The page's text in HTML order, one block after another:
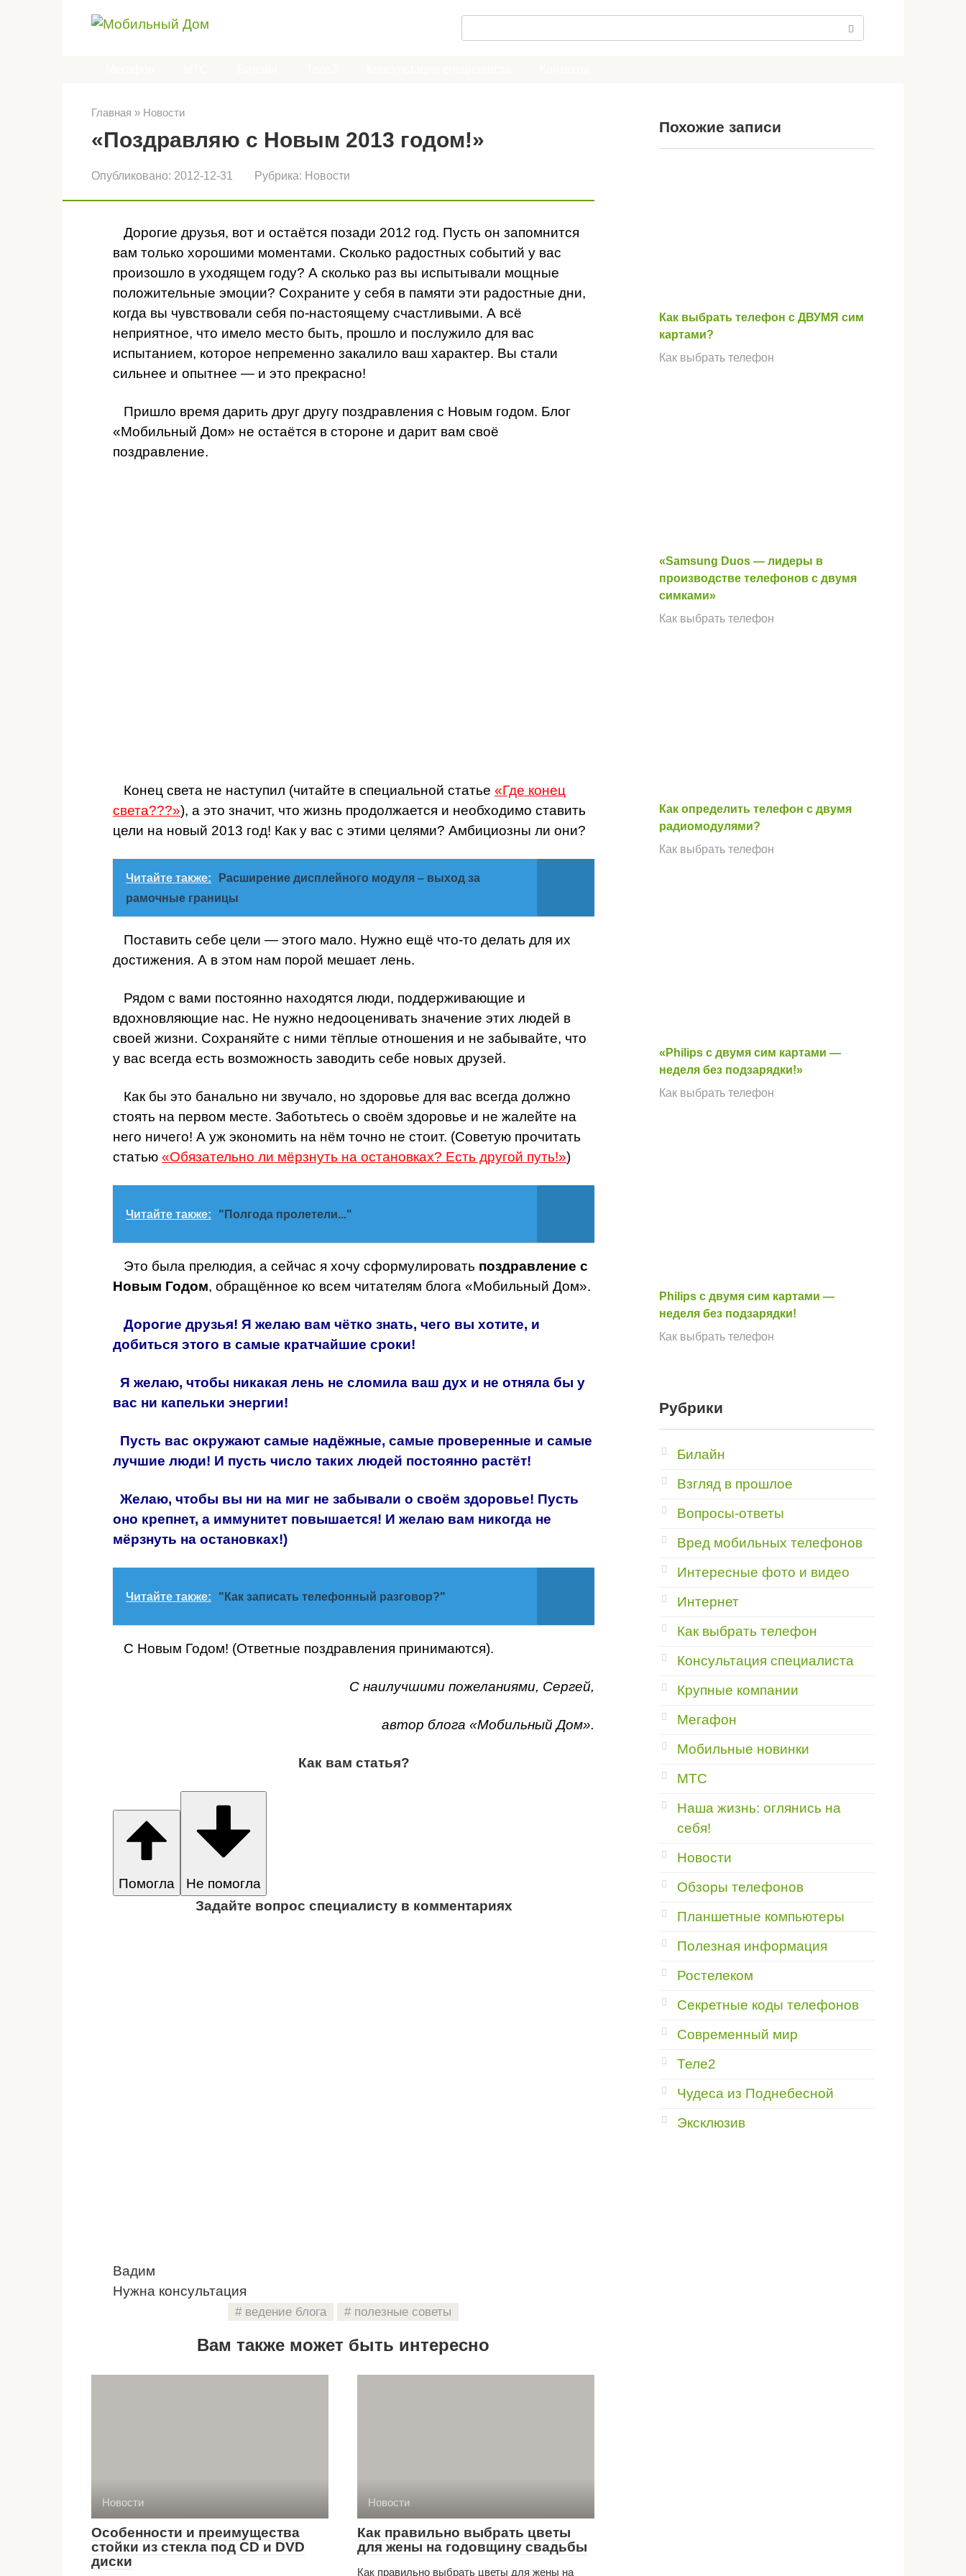
о
Главная » Новости
«Поздравляю с Новым 2013 годом!»
Опубликовано: 2012-12-31 Рубрика: Новости
Дорогие друзья, вот и остаётся позади 2012 год. Пусть он запомнится
вам только хорошими моментами. Сколько радостных событий у вас
произошло в уходящем году? А сколько раз вы испытывали мощные
положительные эмоции? Сохраните у себя в памяти эти радостные дни,
когда вы чувствовали себя по-настоящему счастливыми. А всё
неприятное, что имело место быть, прошло и послужило для вас
испытанием, которое непременно закалило ваш характер. Вы стали
сильнее и опытнее — и это прекрасно!
Пришло время дарить друг другу поздравления с Новым годом. Блог
«Мобильный Дом» не остаётся в стороне и дарит вам своё
поздравление.
Конец света не наступил (читайте в специальной статье «Где конец
света???»), а это значит, что жизнь продолжается и необходимо ставить
цели на новый 2013 год! Как у вас с этими целями? Амбициозны ли они?
Читайте также:
Расширение дисплейного модуля – выход за
рамочные границы
Поставить себе цели — этого мало. Нужно ещё что-то делать для их
достижения. А в этом нам порой мешает лень.
Рядом с вами постоянно находятся люди, поддерживающие и
вдохновляющие нас. Не нужно недооценивать значение этих людей в
своей жизни. Сохраняйте с ними тёплые отношения и не забывайте, что
у вас всегда есть возможность заводить себе новых друзей.
Как бы это банально ни звучало, но здоровье для вас всегда должно
стоять на первом месте. Заботьтесь о своём здоровье и не жалейте на
него ничего! А уж экономить на нём точно не стоит. (Советую прочитать
статью «Обязательно ли мёрзнуть на остановках? Есть другой путь!»)
Читайте также: "Полгода пролетели..."
Это была прелюдия, а сейчас я хочу сформулировать поздравление с
Новым Годом, обращённое ко всем читателям блога «Мобильный Дом».
Дорогие друзья! Я желаю вам чётко знать, чего вы хотите, и
добиться этого в самые кратчайшие сроки!
Я желаю, чтобы никакая лень не сломила ваш дух и не отняла бы у
вас ни капельки энергии!
Пусть вас окружают самые надёжные, самые проверенные и самые
лучшие люди! И пусть число таких людей постоянно растёт!
Желаю, чтобы вы ни на миг не забывали о своём здоровье! Пусть
оно крепнет, а иммунитет повышается! И желаю вам никогда не
мёрзнуть на остановках!)
Читайте также: "Как записать телефонный разговор?"
С Новым Годом! (Ответные поздравления принимаются).
С наилучшими пожеланиями, Сергей,
автор блога «Мобильный Дом».
Как вам статья?
Помогла
Не помогла
Задайте вопрос специалисту в комментариях
Вадим
Нужна консультация
ведение блога полезные советы
Вам также может быть интересно
Новости
Особенности и преимущества
стойки из стекла под CD и DVD
диски
Новости
Как правильно выбрать цветы
для жены на годовщину свадьбы
Как правильно выбрать цветы для жены на
Похожие записи
Как выбрать телефон с ДВУМЯ сим
картами?
Как выбрать телефон
«Samsung Duos — лидеры в
производстве телефонов с двумя
симками»
Как выбрать телефон
Как определить телефон с двумя
радиомодулями?
Как выбрать телефон
«Philips с двумя сим картами —
неделя без подзарядки!»
Как выбрать телефон
Philips с двумя сим картами —
неделя без подзарядки!
Как выбрать телефон
Рубрики
Билайн
Взгляд в прошлое
Вопросы-ответы
Вред мобильных телефонов
Интересные фото и видео
Интернет
Как выбрать телефон
Консультация специалиста
Крупные компании
Мегафон
Мобильные новинки
МТС
Наша жизнь: оглянись на
себя!
Новости
Обзоры телефонов
Планшетные компьютеры
Полезная информация
Ростелеком
Секретные коды телефонов
Современный мир
Теле2
Чудеса из Поднебесной
Эксклюзив